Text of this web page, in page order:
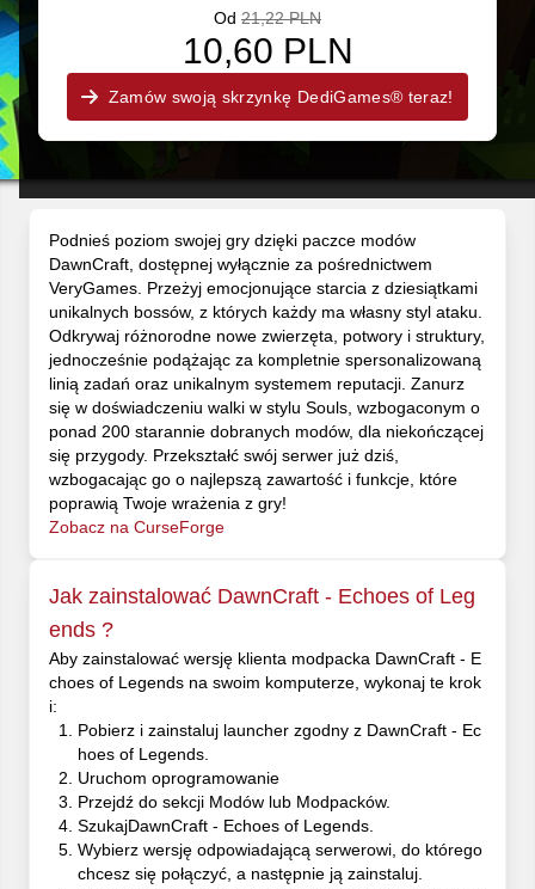
Od 21,22 PLN
10,60 PLN
Zamów swoją skrzynkę DediGames® teraz!
Podnieś poziom swojej gry dzięki paczce modów
DawnCraft, dostępnej wyłącznie za pośrednictwem
VeryGames. Przeżyj emocjonujące starcia z dziesiątkami
unikalnych bossów, z których każdy ma własny styl ataku.
Odkrywaj różnorodne nowe zwierzęta, potwory i struktury,
jednocześnie podążając za kompletnie spersonalizowaną
linią zadań oraz unikalnym systemem reputacji. Zanurz
się w doświadczeniu walki w stylu Souls, wzbogaconym o
ponad 200 starannie dobranych modów, dla niekończącej
się przygody. Przekształć swój serwer już dziś,
wzbogacając go o najlepszą zawartość i funkcje, które
poprawią Twoje wrażenia z gry!
Zobacz na CurseForge
Jak zainstalować DawnCraft - Echoes of Leg
ends ?
Aby zainstalować wersję klienta modpacka DawnCraft - E
choes of Legends na swoim komputerze, wykonaj te krok
i:
Pobierz i zainstaluj launcher zgodny z DawnCraft - Ec
hoes of Legends.
Uruchom oprogramowanie
Przejdź do sekcji Modów lub Modpacków.
SzukajDawnCraft - Echoes of Legends.
Wybierz wersję odpowiadającą serwerowi, do którego
chcesz się połączyć, a następnie ją zainstaluj.